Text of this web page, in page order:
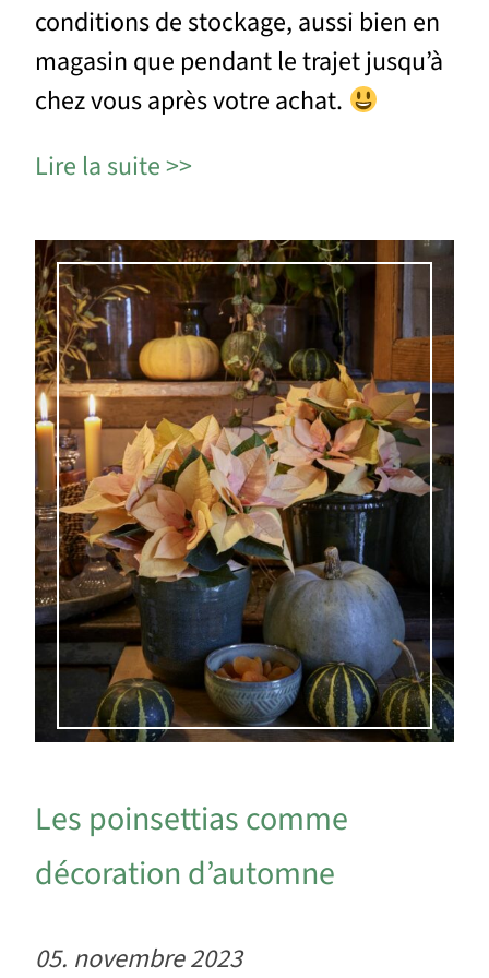
conditions de stockage, aussi bien en
magasin que pendant le trajet jusqu’à
chez vous après votre achat.
Lire la suite
Les poinsettias comme
décoration d’automne
05. novembre 2023